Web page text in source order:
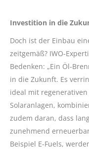
Investition in die
Doch ist der Einbau
zeitgemäß? IWO-
Bedenken: „Ein Öl-
in die Zukunft. Es
ideal mit
Solaranlagen,
zudem daran, dass
zunehmend
Beispiel E-Fuels,